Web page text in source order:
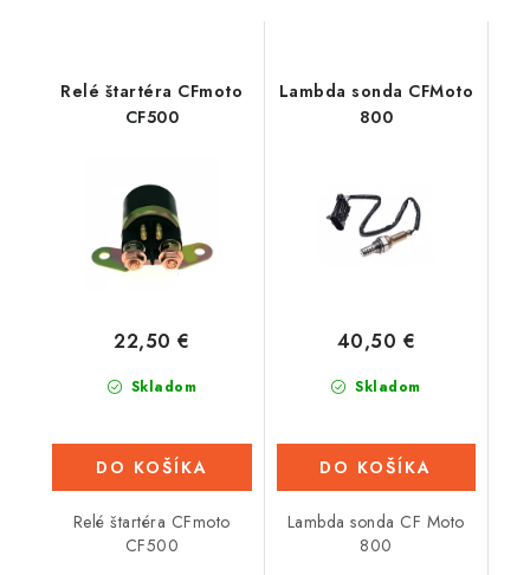
Relé štartéra CFmoto
CF500
Skladom
22,50 €
DO KOŠÍKA
Relé štartéra CFmoto
CF500
Lambda sonda CFMoto
800
Skladom
40,50 €
DO KOŠÍKA
Lambda sonda CF Moto
800